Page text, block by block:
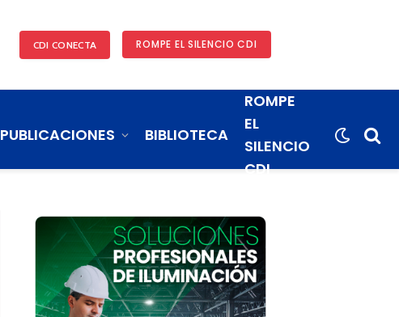
CDI CONECTA ROMPE EL SILENCIO CDI
PUBLICACIONES BIBLIOTECA
ROMPE
EL
SILENCIO
CDI